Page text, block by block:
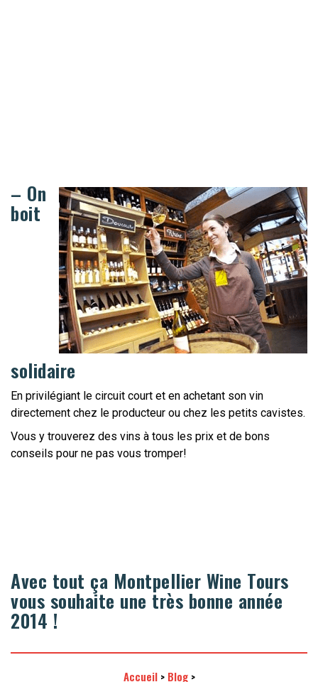
– On
boit
solidaire
En privilégiant le circuit court et en achetant son vin
directement chez le producteur ou chez les petits cavistes.
Vous y trouverez des vins à tous les prix et de bons
conseils pour ne pas vous tromper!
Avec tout ça Montpellier Wine Tours
vous souhaite une très bonne année
2014 !
Accueil> Blog>